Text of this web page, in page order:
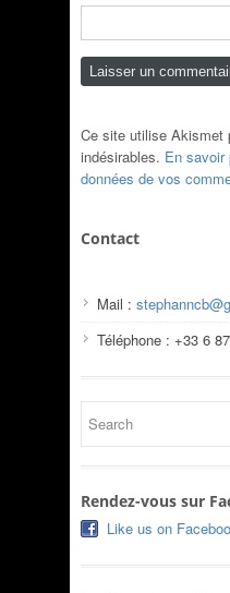
Ce site utilise Akismet
indésirables. En savoir
données de vos
Contact
Mail :
Téléphone : +33 6
Rendez-vous sur
Like us on